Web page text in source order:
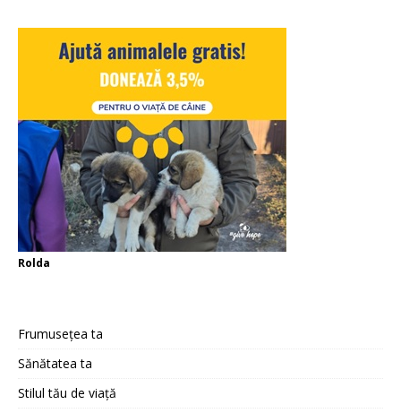
Rolda
Frumusețea ta
Sănătatea ta
Stilul tău de viață